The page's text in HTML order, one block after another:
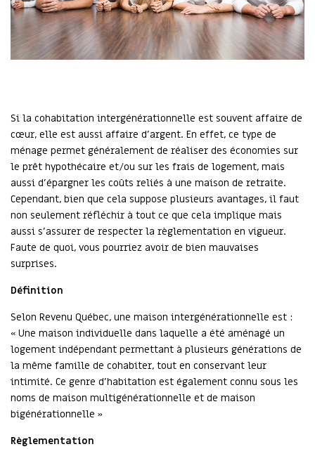
Si la cohabitation intergénérationnelle est souvent affaire de
cœur, elle est aussi affaire d'argent. En effet, ce type de
ménage permet généralement de réaliser des économies sur
le prêt hypothécaire et/ou sur les frais de logement, mais
aussi d'épargner les coûts reliés à une maison de retraite.
Cependant, bien que cela suppose plusieurs avantages, il faut
non seulement réfléchir à tout ce que cela implique mais
aussi s'assurer de respecter la règlementation en vigueur.
Faute de quoi, vous pourriez avoir de bien mauvaises
surprises.
Définition
Selon Revenu Québec, une maison intergénérationnelle est :
« Une maison individuelle dans laquelle a été aménagé un
logement indépendant permettant à plusieurs générations de
la même famille de cohabiter, tout en conservant leur
intimité. Ce genre d'habitation est également connu sous les
noms de maison multigénérationnelle et de maison
bigénérationnelle »
Règlementation